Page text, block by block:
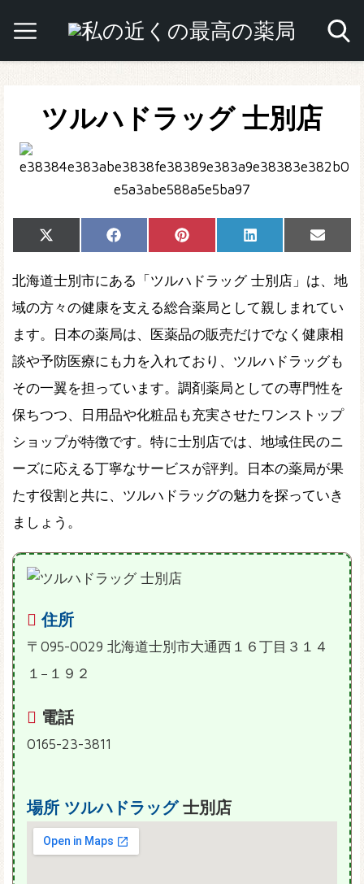
ツルハドラッグ 士別店
Share
on
X
(Twitter)
Share
on
Facebook Share
on
Pinterest Share
on
LinkedIn
Share
on
Email
北海道士別市にある「ツルハドラッグ 士別店」は、地
域の方々の健康を支える総合薬局として親しまれてい
ます。日本の薬局は、医薬品の販売だけでなく健康相
談や予防医療にも力を入れており、ツルハドラッグも
その一翼を担っています。調剤薬局としての専門性を
保ちつつ、日用品や化粧品も充実させたワンストップ
ショップが特徴です。特に士別店では、地域住民のニ
ーズに応える丁寧なサービスが評判。日本の薬局が果
たす役割と共に、ツルハドラッグの魅力を探っていき
ましょう。
住所
〒095-0029 北海道士別市大通西１６丁目３１４
１−１９２
電話
0165-23-3811
場所 ツルハドラッグ士別店